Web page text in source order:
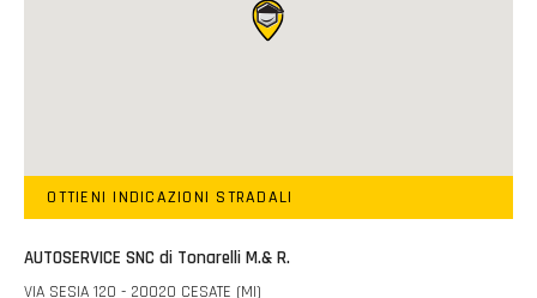
OTTIENI INDICAZIONI STRADALI
AUTOSERVICE SNC di Tonarelli M.& R.
VIA SESIA 120 - 20020 CESATE (MI)